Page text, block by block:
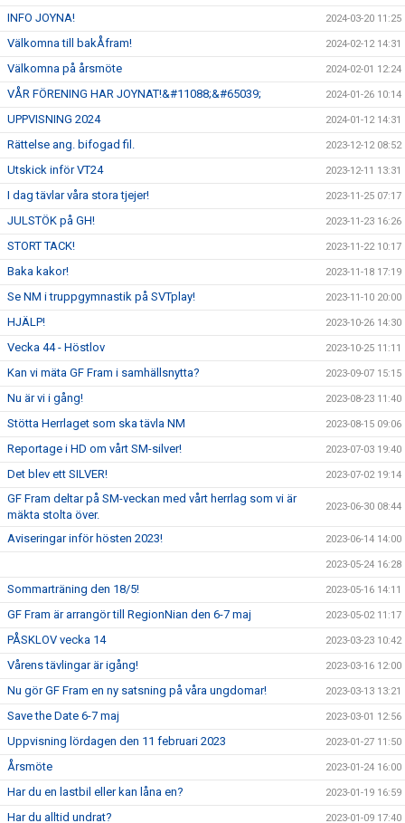
INFO JOYNA! 2024-03-20 11:25
Välkomna till bakÅfram! 2024-02-12 14:31
Välkomna på årsmöte 2024-02-01 12:24
VÅR FÖRENING HAR JOYNAT!&#11088;&#65039; 2024-01-26 10:14
UPPVISNING 2024 2024-01-12 14:31
Rättelse ang. bifogad fil. 2023-12-12 08:52
Utskick inför VT24 2023-12-11 13:31
I dag tävlar våra stora tjejer! 2023-11-25 07:17
JULSTÖK på GH! 2023-11-23 16:26
STORT TACK! 2023-11-22 10:17
Baka kakor! 2023-11-18 17:19
Se NM i truppgymnastik på SVTplay! 2023-11-10 20:00
HJÄLP! 2023-10-26 14:30
Vecka 44 - Höstlov 2023-10-25 11:11
Kan vi mäta GF Fram i samhällsnytta? 2023-09-07 15:15
Nu är vi i gång! 2023-08-23 11:40
Stötta Herrlaget som ska tävla NM 2023-08-15 09:06
Reportage i HD om vårt SM-silver! 2023-07-03 19:40
Det blev ett SILVER! 2023-07-02 19:14
GF Fram deltar på SM-veckan med vårt herrlag som vi är
mäkta stolta över.
2023-06-30 08:44
Aviseringar inför hösten 2023! 2023-06-14 14:00
2023-05-24 16:28
Sommarträning den 18/5! 2023-05-16 14:11
GF Fram är arrangör till RegionNian den 6-7 maj 2023-05-02 11:17
PÅSKLOV vecka 14 2023-03-23 10:42
Vårens tävlingar är igång! 2023-03-16 12:00
Nu gör GF Fram en ny satsning på våra ungdomar! 2023-03-13 13:21
Save the Date 6-7 maj 2023-03-01 12:56
Uppvisning lördagen den 11 februari 2023 2023-01-27 11:50
Årsmöte 2023-01-24 16:00
Har du en lastbil eller kan låna en? 2023-01-19 16:59
Har du alltid undrat? 2023-01-09 17:40